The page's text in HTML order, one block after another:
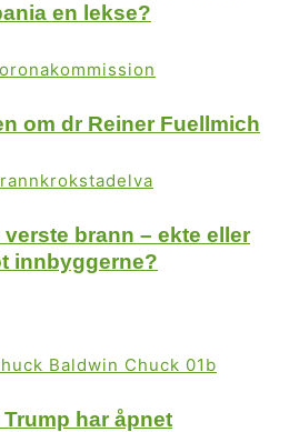
en lekse?
om dr Reiner Fuellmich
verste brann – ekte eller
innbyggerne?
har åpnet